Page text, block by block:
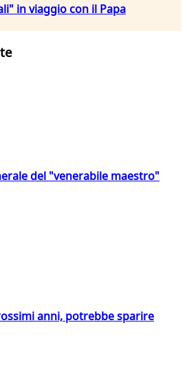
in viaggio con il Papa
del "venerabile maestro"
anni, potrebbe sparire